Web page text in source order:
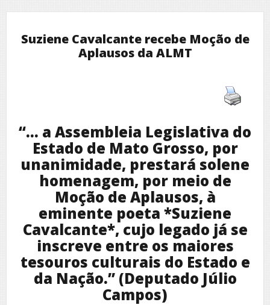
Suziene Cavalcante recebe Moção de
Aplausos da ALMT
“… a Assembleia Legislativa do
Estado de Mato Grosso, por
unanimidade, prestará solene
homenagem, por meio de
Moção de Aplausos, à
eminente poeta *Suziene
Cavalcante*, cujo legado já se
inscreve entre os maiores
tesouros culturais do Estado e
da Nação.” (Deputado Júlio
Campos)